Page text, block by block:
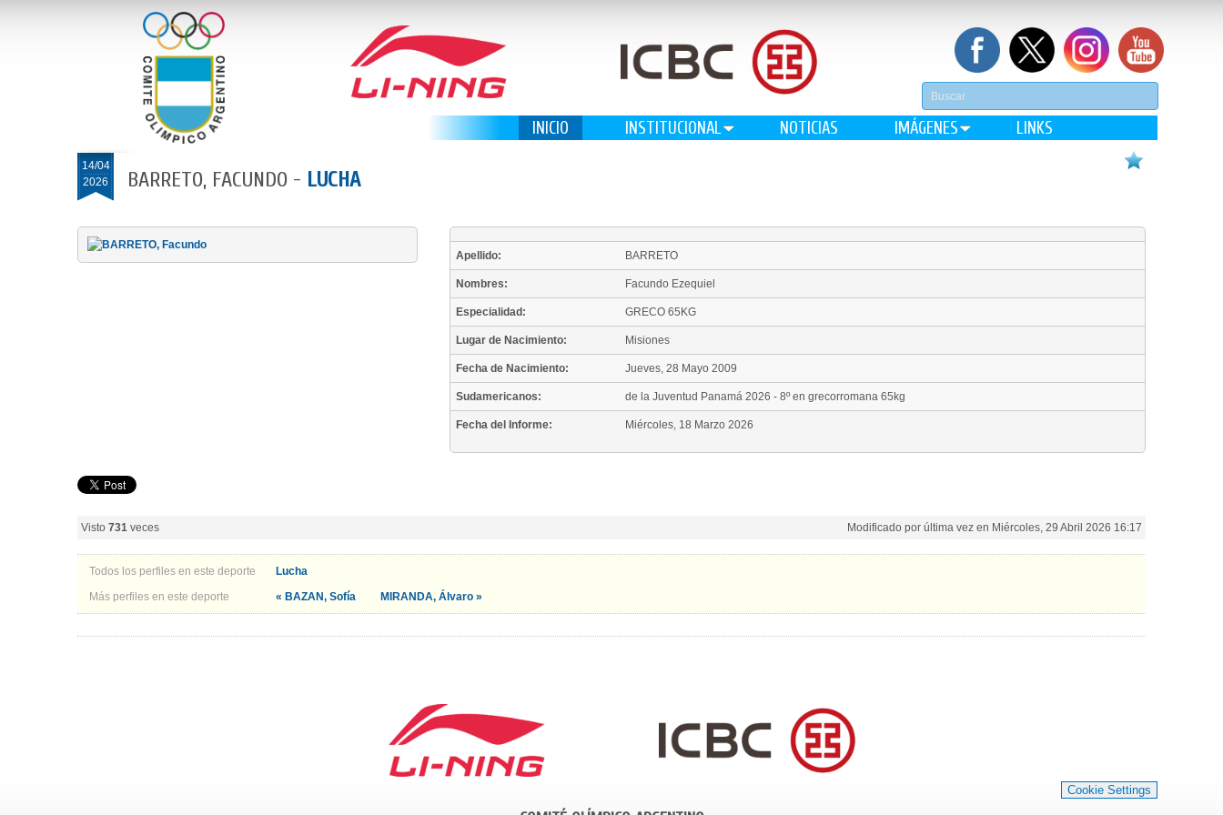
INICIO INSTITUCIONAL NOTICIAS IMÁGENES LINKS
14/04
2026
BARRETO, FACUNDO - LUCHA
Apellido: BARRETO
Nombres: Facundo Ezequiel
Especialidad: GRECO 65KG
Lugar de Nacimiento: Misiones
Fecha de Nacimiento: Jueves, 28 Mayo 2009
Sudamericanos: de la Juventud Panamá 2026 - 8º en grecorromana 65kg
Fecha del Informe: Miércoles, 18 Marzo 2026
Visto 731 veces Modificado por última vez en Miércoles, 29 Abril 2026 16:17
Todos los perfiles en este deporte
Lucha
Más perfiles en este deporte
« BAZAN, Sofía MIRANDA, Álvaro »
Cookie Settings